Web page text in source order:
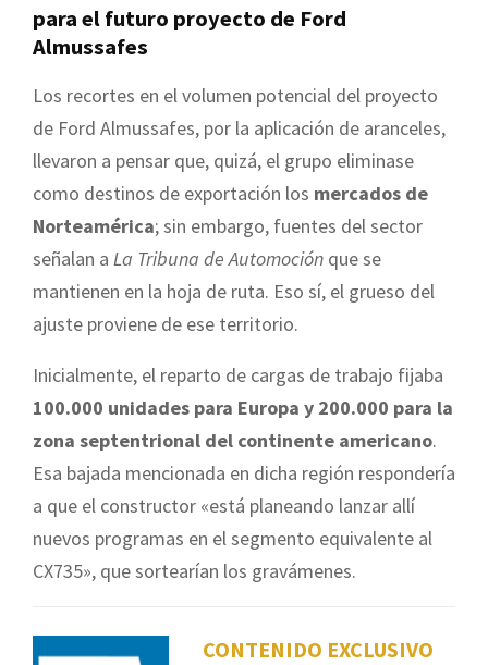
para el futuro proyecto de Ford
Almussafes
Los recortes en el volumen potencial del proyecto
de Ford Almussafes, por la aplicación de aranceles,
llevaron a pensar que, quizá, el grupo eliminase
como destinos de exportación los mercados de
Norteamérica; sin embargo, fuentes del sector
señalan a La Tribuna de Automoción que se
mantienen en la hoja de ruta. Eso sí, el grueso del
ajuste proviene de ese territorio.
Inicialmente, el reparto de cargas de trabajo fijaba
100.000 unidades para Europa y 200.000 para la
zona septentrional del continente americano.
Esa bajada mencionada en dicha región respondería
a que el constructor «está planeando lanzar allí
nuevos programas en el segmento equivalente al
CX735», que sortearían los gravámenes.
CONTENIDO EXCLUSIVO